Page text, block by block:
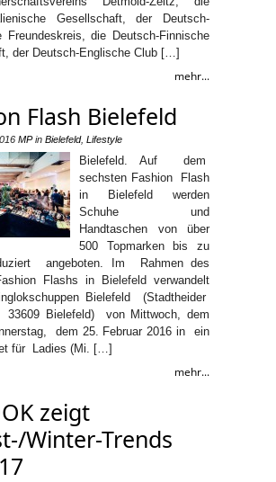
Gesellschaft, der Deutsch-
Freundeskreis, die Deutsch-Finnische
der Deutsch-Englische Club […]
mehr...
Flash Bielefeld
MPin Bielefeld, Lifestyle
Bielefeld. Auf dem
sechsten Fashion Flash
in Bielefeld werden
Schuhe und
Handtaschen von über
500 Topmarken bis zu
angeboten. Im Rahmen des
Flashs in Bielefeld verwandelt
Bielefeld (Stadtheider
Bielefeld) von Mittwoch, dem
dem 25. Februar 2016 in ein
für Ladies (Mi. […]
mehr...
zeigt
Winter-Trends